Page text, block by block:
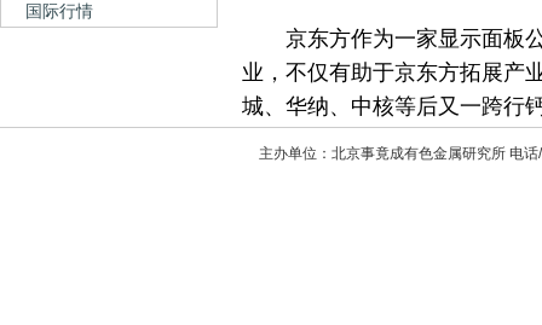
国际行情
京东方作为一家显示面板
业，不仅有助于京东方拓展产
城、华纳、中核等后又一跨行
主办单位：北京事竟成有色金属研究所 电